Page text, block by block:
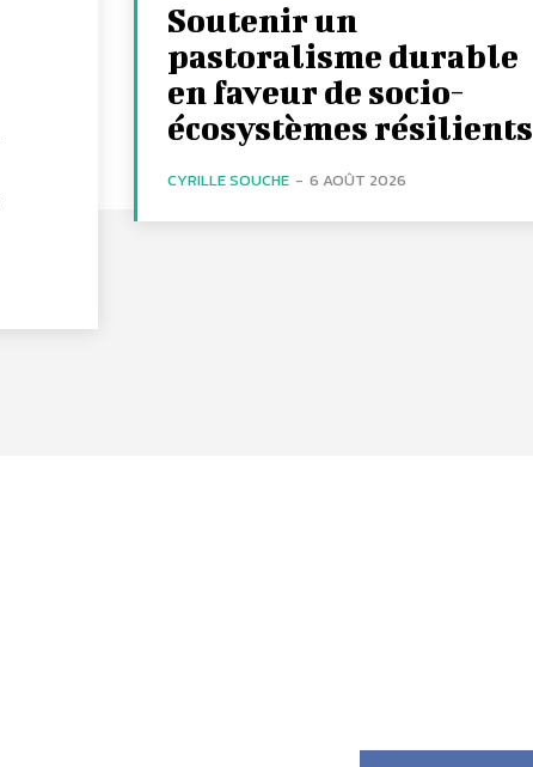
Soutenir un
pastoralisme durable
en faveur de socio-
écosystèmes résilients
CYRILLE SOUCHE - 6 AOÛT 2026